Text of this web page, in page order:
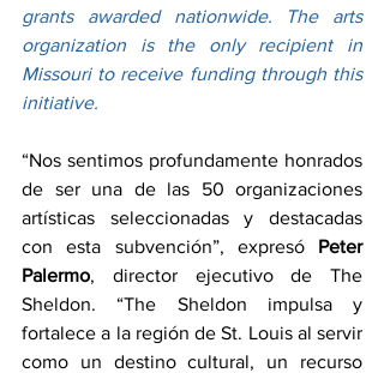
grants awarded nationwide. The arts
organization is the only recipient in
Missouri to receive funding through this
initiative.
“Nos sentimos profundamente honrados
de ser una de las 50 organizaciones
artísticas seleccionadas y destacadas
con esta subvención”, expresó Peter
Palermo, director ejecutivo de The
Sheldon. “The Sheldon impulsa y
fortalece a la región de St. Louis al servir
como un destino cultural, un recurso